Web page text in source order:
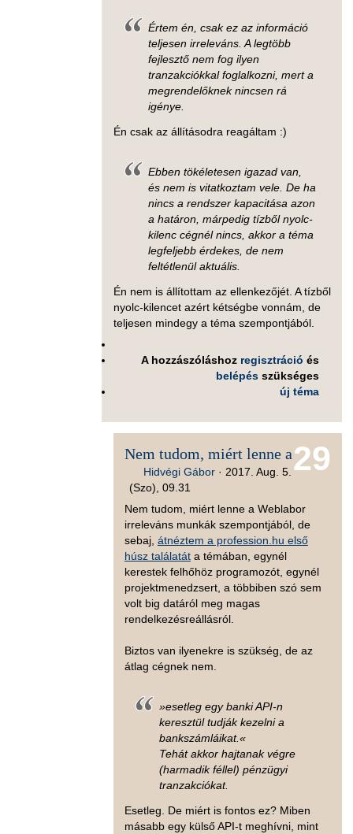
Értem én, csak ez az információ
teljesen irreleváns. A legtöbb
fejlesztő nem fog ilyen
tranzakciókkal foglalkozni, mert a
megrendelőknek nincsen rá
igénye.
Én csak az állításodra reagáltam :)
Ebben tökéletesen igazad van,
és nem is vitatkoztam vele. De ha
nincs a rendszer kapacitása azon
a határon, márpedig tízből nyolc-
kilenc cégnél nincs, akkor a téma
legfeljebb érdekes, de nem
feltétlenül aktuális.
Én nem is állítottam az ellenkezőjét. A tízből
nyolc-kilencet azért kétségbe vonnám, de
teljesen mindegy a téma szempontjából.
A hozzászóláshoz regisztráció és
belépés szükséges
új téma
29
Nem tudom, miért lenne a
Hidvégi Gábor· 2017. Aug. 5.
(Szo), 09.31
Nem tudom, miért lenne a Weblabor
irreleváns munkák szempontjából, de
sebaj, átnéztem a profession.hu első
húsz találatáta témában, egynél
kerestek felhőhöz programozót, egynél
projektmenedzsert, a többiben szó sem
volt big datáról meg magas
rendelkezésreállásról.
Biztos van ilyenekre is szükség, de az
átlag cégnek nem.
»esetleg egy banki API-n
keresztül tudják kezelni a
bankszámláikat.«
Tehát akkor hajtanak végre
(harmadik féllel) pénzügyi
tranzakciókat.
Esetleg. De miért is fontos ez? Miben
másabb egy külső API-t meghívni, mint